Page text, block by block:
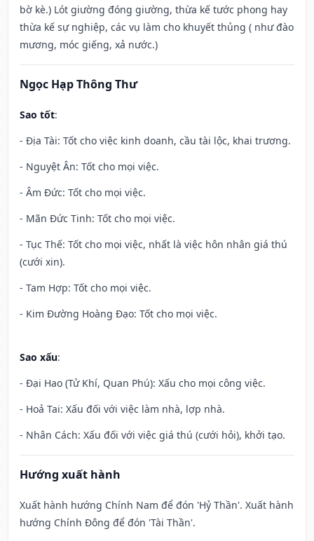
bờ kè.) Lót giường đóng giường, thừa kế tước phong hay
thừa kế sự nghiệp, các vụ làm cho khuyết thủng ( như đào
mương, móc giếng, xả nước.)
Ngọc Hạp Thông Thư
Sao tốt:
- Địa Tài: Tốt cho việc kinh doanh, cầu tài lộc, khai trương.
- Nguyệt Ân: Tốt cho mọi việc.
- Âm Đức: Tốt cho mọi việc.
- Mãn Đức Tinh: Tốt cho mọi việc.
- Tục Thế: Tốt cho mọi việc, nhất là việc hôn nhân giá thú
(cưới xin).
- Tam Hợp: Tốt cho mọi việc.
- Kim Đường Hoàng Đạo: Tốt cho mọi việc.
Sao xấu:
- Đại Hao (Tử Khí, Quan Phú): Xấu cho mọi công việc.
- Hoả Tai: Xấu đối với việc làm nhà, lợp nhà.
- Nhân Cách: Xấu đối với việc giá thú (cưới hỏi), khởi tạo.
Hướng xuất hành
Xuất hành hướng Chính Nam để đón 'Hỷ Thần'. Xuất hành
hướng Chính Đông để đón 'Tài Thần'.